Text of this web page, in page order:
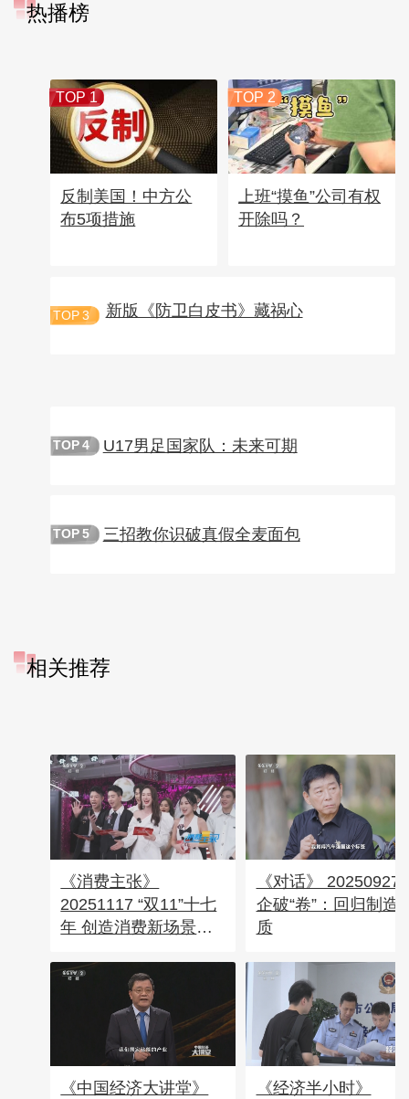
热播榜
TOP 1
反制美国！中方公
布5项措施
TOP 2
上班“摸鱼”公司有权
开除吗？
TOP 3 新版《防卫白皮书》藏祸心
TOP 4 U17男足国家队：未来可期
TOP 5 三招教你识破真假全麦面包
相关推荐
《消费主张》
20251117 “双11”十七
年 创造消费新场景：
《对话》 20250927
企破“卷”：回归制造
质
《中国经济大讲堂》
《经济半小时》